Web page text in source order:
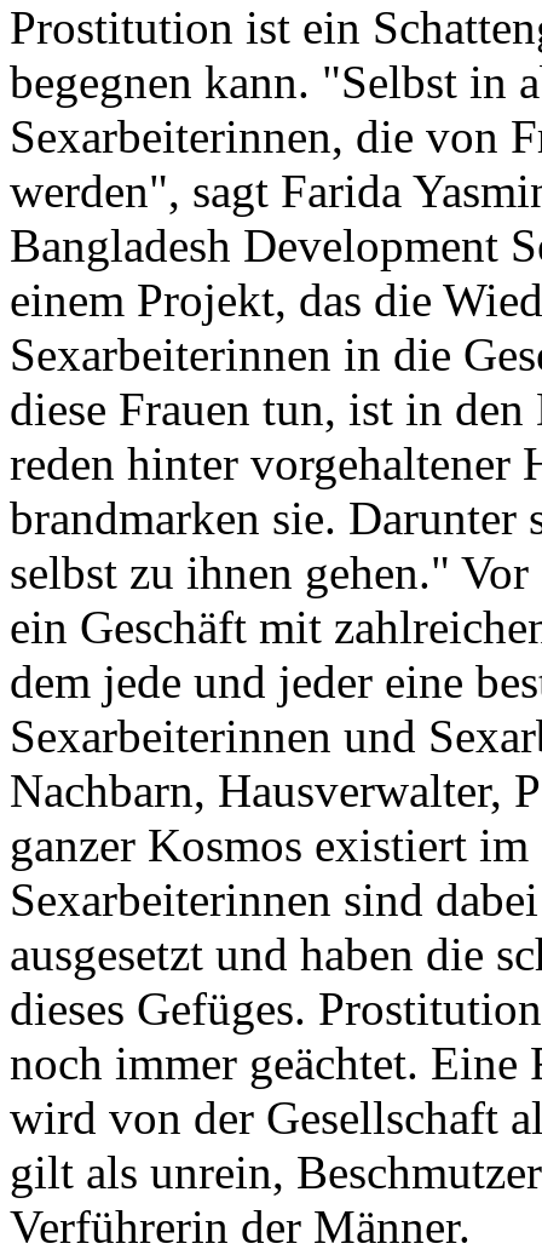
Prostitution ist ein
begegnen kann. "Selbst in
Sexarbeiterinnen, die von
werden", sagt Farida
Bangladesh Development
einem Projekt, das die
Sexarbeiterinnen in die
diese Frauen tun, ist in
reden hinter vorgehaltener
brandmarken sie. Darunter
selbst zu ihnen gehen."
ein Geschäft mit
dem jede und jeder eine
Sexarbeiterinnen und
Nachbarn, Hausverwalter,
ganzer Kosmos existiert
Sexarbeiterinnen sind
ausgesetzt und haben die
dieses Gefüges.
noch immer geächtet.
wird von der Gesellschaft
gilt als unrein,
Verführerin der Männer.